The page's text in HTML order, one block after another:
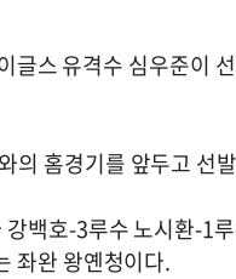
스 유격수 심우준이
의 홈경기를 앞두고 선
백호-3루수 노시환-1
좌완 왕옌청이다.